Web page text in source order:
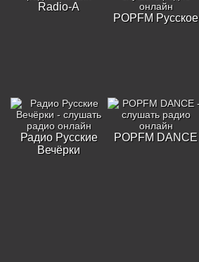
Radio-A
POPFM Русское
Радио Русские
Вечёрки
POPFM DANCE